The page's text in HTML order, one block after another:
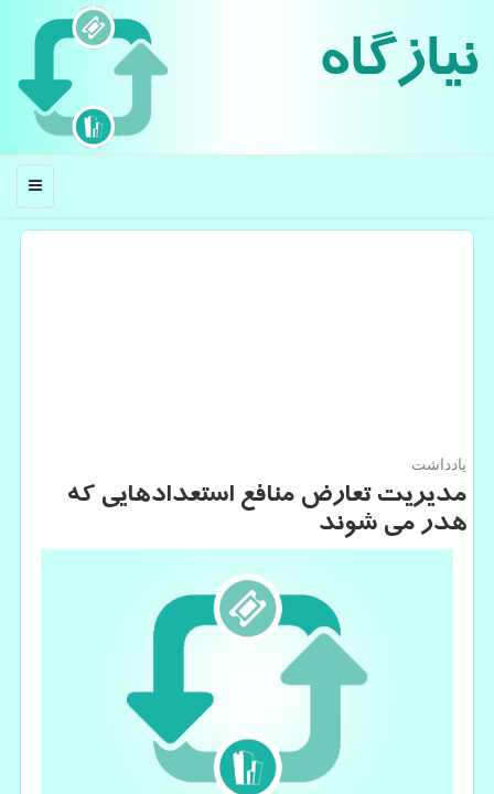
نیازگاه
منو
یادداشت
مدیریت تعارض منافع استعدادهایی كه
هدر می شوند